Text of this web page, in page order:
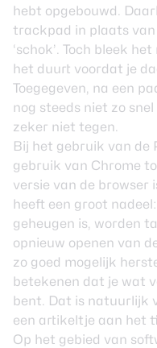
hebt opgebouwd.
trackpad in plaats
‘schok’. Toch bleek
het duurt voordat je
Toegegeven, na een
nog steeds niet zo
zeker niet tegen.
Bij het gebruik van de
gebruik van Chrome
versie van de browser
heeft een groot
geheugen is, worden
opnieuw openen van
zo goed mogelijk
betekenen dat je wat
bent. Dat is natuurlijk
een artikeltje aan het
Op het gebied van